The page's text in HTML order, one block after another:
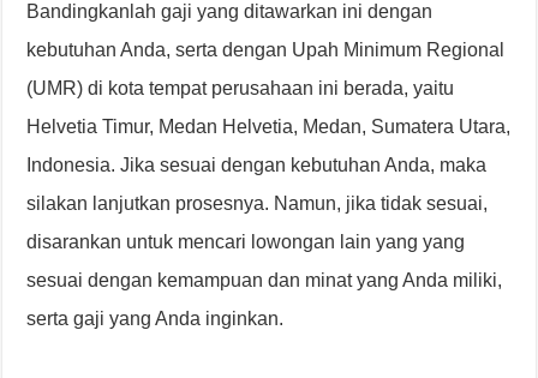
Bandingkanlah gaji yang ditawarkan ini dengan
kebutuhan Anda, serta dengan Upah Minimum Regional
(UMR) di kota tempat perusahaan ini berada, yaitu
Helvetia Timur, Medan Helvetia, Medan, Sumatera Utara,
Indonesia. Jika sesuai dengan kebutuhan Anda, maka
silakan lanjutkan prosesnya. Namun, jika tidak sesuai,
disarankan untuk mencari lowongan lain yang yang
sesuai dengan kemampuan dan minat yang Anda miliki,
serta gaji yang Anda inginkan.